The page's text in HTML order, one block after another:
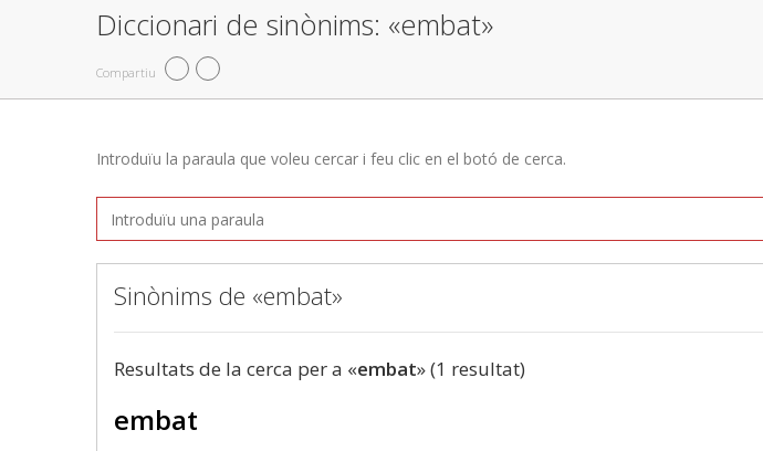
Diccionari de sinònims: «embat»
Compartiu
Introduïu la paraula que voleu cercar i feu clic en el botó de cerca.
Sinònims de «embat»
Resultats de la cerca per a «embat» (1 resultat)
embat